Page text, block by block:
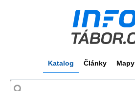
Katalog Články Mapy